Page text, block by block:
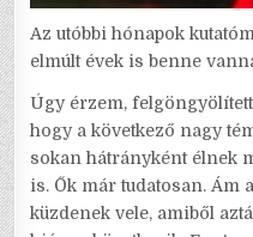
Az utóbbi hónapok
elmúlt évek is benne
Úgy érzem,
hogy a következő nagy
sokan hátrányként élnek
is. Ők már tudatosan. Ám
küzdenek vele, amiből